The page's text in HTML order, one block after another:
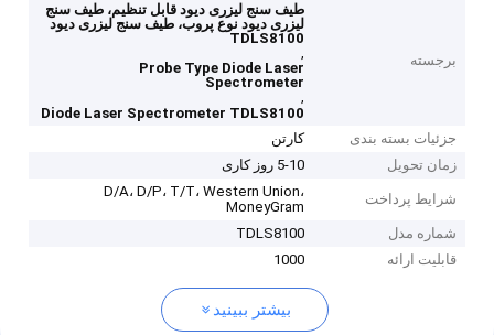
برجسته
طیف سنج لیزری دیود قابل تنظیم، طیف سنج
لیزری دیود نوع پروب، طیف سنج لیزری دیود
TDLS8100
,
Probe Type Diode Laser
Spectrometer
,
Diode Laser Spectrometer TDLS8100
جزئیات بسته بندی
کارتن
زمان تحویل
5-10 روز کاری
شرایط پرداخت
D/A، D/P، T/T، Western Union،
MoneyGram
شماره مدل
TDLS8100
قابلیت ارائه
1000
بیشتر ببینید